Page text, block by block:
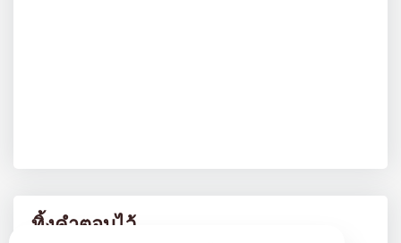
ทิ้งคำตอบไว้